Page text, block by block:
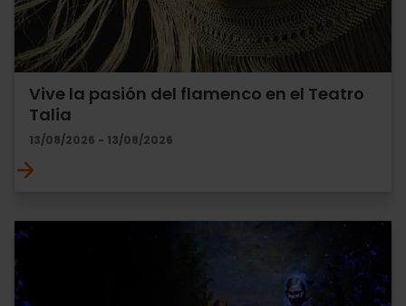
Vive la pasión del flamenco en el Teatro
Talia
13/08/2026 - 13/08/2026